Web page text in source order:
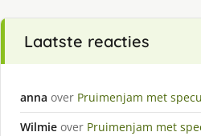
Laatste reacties
anna over Pruimenjam met
Wilmie over Pruimenjam met